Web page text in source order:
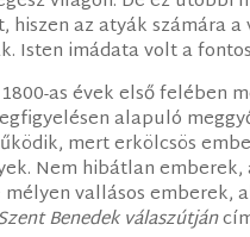
az atyák számára
Isten imádata volt a
as évek első felében
alapuló
mert erkölcsös
Nem hibátlan emberek,
vallásos
Benedek válaszútján